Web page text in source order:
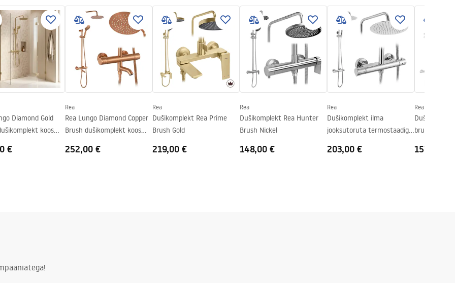
6mm
Diamond Gold
koos
€
Rea
Rea Lungo Diamond Copper
Brush dušikomplekt koos
252,00 €
Rea
Dušikomplekt Rea Prime
Brush Gold
219,00 €
Rea
Dušikomplekt Rea Hunter
Brush Nickel
148,00 €
Rea
Dušikomplekt ilma
jooksutoruta termostaadiga
203,00 €
Rea
brush nickle
151,00 €